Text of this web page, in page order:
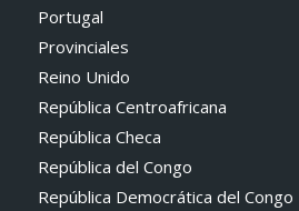
Portugal
Provinciales
Reino Unido
República Centroafricana
República Checa
República del Congo
República Democrática del Congo